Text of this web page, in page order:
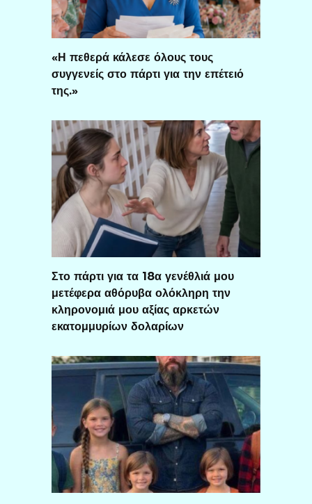
«Η πεθερά κάλεσε όλους τους
συγγενείς στο πάρτι για την επέτειό
της.»
Στο πάρτι για τα 18α γενέθλιά μου
μετέφερα αθόρυβα ολόκληρη την
κληρονομιά μου αξίας αρκετών
εκατομμυρίων δολαρίων